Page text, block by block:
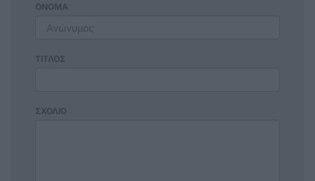
ΟΝΟΜΑ
ΤΙΤΛΟΣ
ΣΧΟΛΙΟ